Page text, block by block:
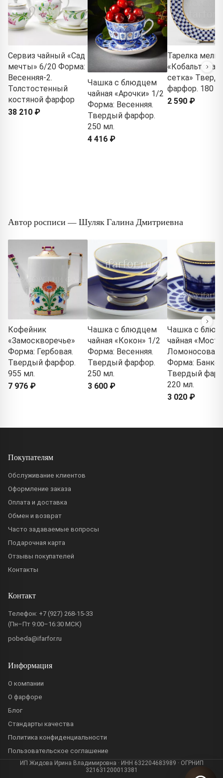
Сервиз чайный «Сад
мечты» 6/20 Форма:
Весенняя-2.
Толстостенный
костяной фарфор
38 210 ₽
Чашка с блюдцем
чайная «Арочки» 1/2
Форма: Весенняя.
Твердый фарфор.
250 мл.
4 416 ₽
Тарелка
«Кобальтовая
сетка»
фарфор. 180
2 590 ₽
Автор росписи — Шуляк Галина Дмитриевна
Кофейник
«Замоскворечье»
Форма: Гербовая.
Твердый фарфор.
955 мл.
7 976 ₽
Чашка с блюдцем
чайная «Кокон» 1/2
Форма: Весенняя.
Твердый фарфор.
250 мл.
3 600 ₽
Чашка с
чайная «Мост
Ломоносова»
Форма:
Твердый
220 мл.
3 020 ₽
Покупателям
Обслуживание клиентов
Оформление заказа
Оплата и доставка
Обмен и возврат
Часто задаваемые вопросы
Подарочная карта
Отзывы покупателей
Контакты
Контакт
Телефон: +7 (927) 268-15-33
(Пн–Пт 9:00–16:30 МСК)
pobeda@ifarfor.ru
Информация
О компании
О фарфоре
Блог
Стандарты качества
Политика конфиденциальности
Пользовательское соглашение
ИП Жидова Ирина Владимировна · ИНН 632204683989 · ОГРНИП
321631200013381